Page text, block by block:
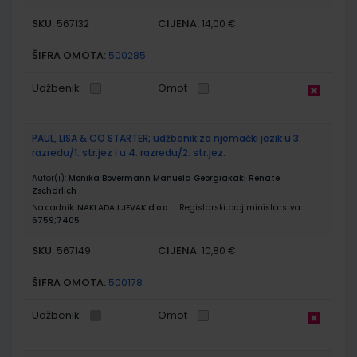
SKU: 567132 CIJENA: 14,00 €
ŠIFRA OMOTA: 500285
Udžbenik Omot
PAUL, LISA & CO STARTER; udžbenik za njemački jezik u 3.
razredu/1. str.jez i u 4. razredu/2. str.jez.
Autor(i): Monika Bovermann Manuela Georgiakaki Renate
Zschdrlich
Nakladnik: NAKLADA LJEVAK d.o.o.
Registarski broj ministarstva:
6759;7405
SKU: 567149 CIJENA: 10,80 €
ŠIFRA OMOTA: 500178
Udžbenik Omot